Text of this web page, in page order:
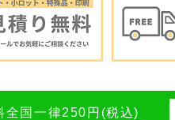
全国一律250円(税込)